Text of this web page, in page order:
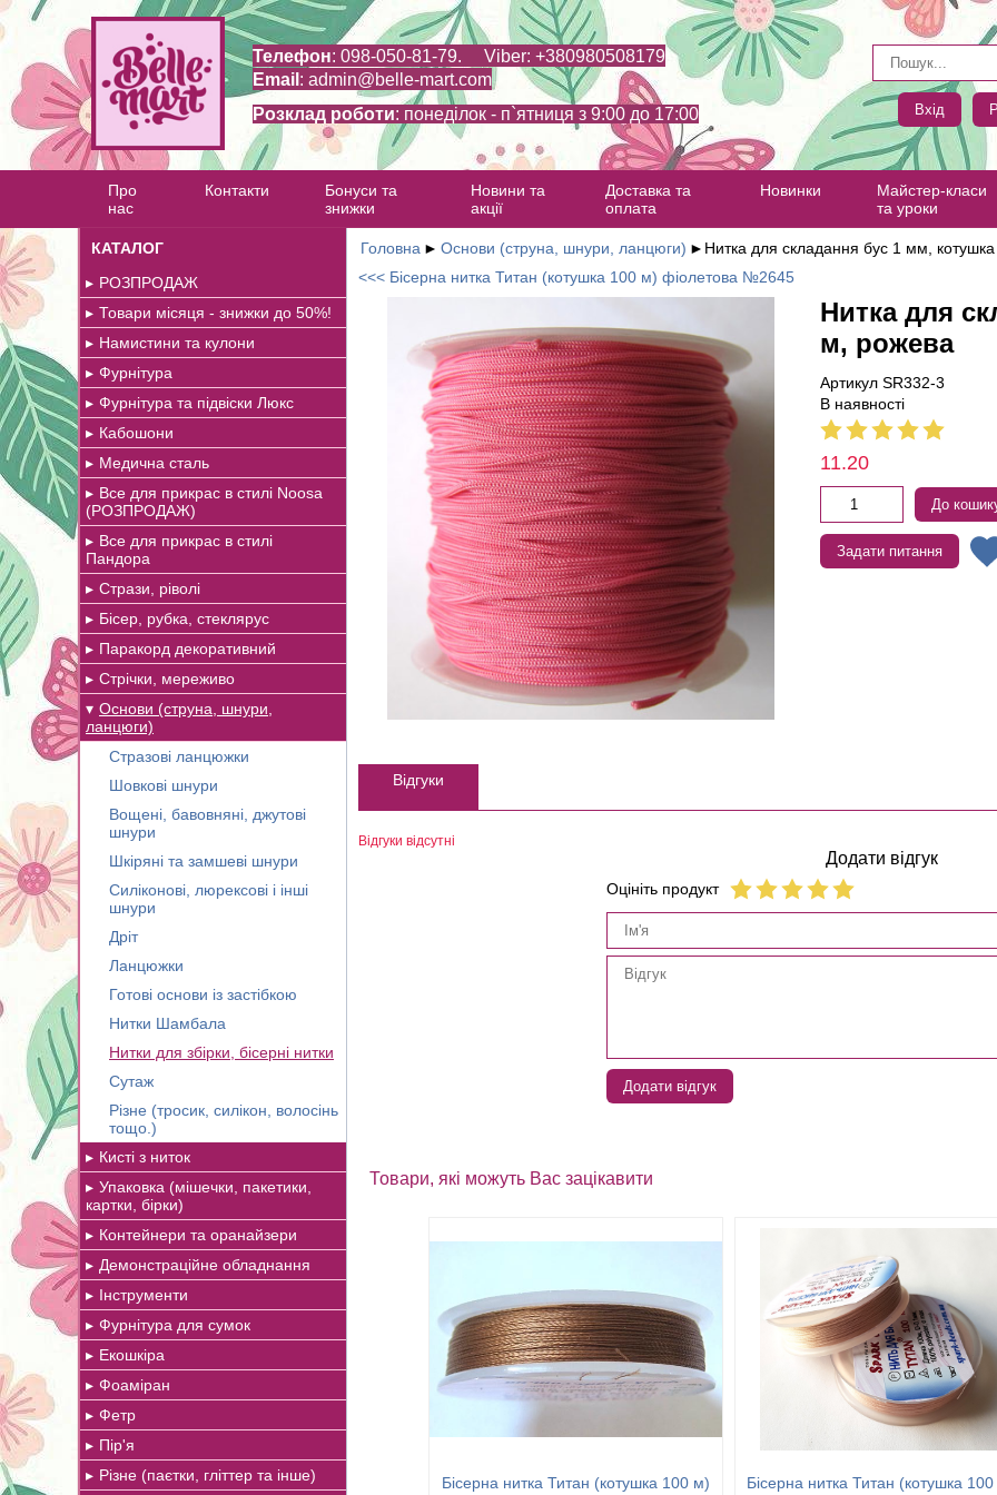
Телефон: 098-050-81-79. Viber: +380980508179
Email : admin@belle-mart.com
Розклад роботи: понеділок - п`ятниця з 9:00 до 17:00 Вхід
Про
нас
Контакти
Бонуси та
знижки
Новини та
акції
Доставка та
оплата
Новинки
Майстер-класи
та уроки
КАТАЛОГ
РОЗПРОДАЖ
Товари місяця - знижки до 50%!
Намистини та кулони
Фурнітура
Фурнітура та підвіски Люкс
Кабошони
Медична сталь
Все для прикрас в стилі Noosa
(РОЗПРОДАЖ)
Все для прикрас в стилі
Пандора
Стрази, ріволі
Бісер, рубка, стеклярус
Паракорд декоративний
Стрічки, мереживо
Основи (струна, шнури,
ланцюги)
Стразові ланцюжки
Шовкові шнури
Вощені, бавовняні, джутові
шнури
Шкіряні та замшеві шнури
Силіконові, люрексові і інші
шнури
Дріт
Ланцюжки
Готові основи із застібкою
Нитки Шамбала
Нитки для збірки, бісерні нитки
Сутаж
Різне (тросик, силікон, волосінь
тощо.)
Кисті з ниток
Упаковка (мішечки, пакетики,
картки, бірки)
Контейнери та оранайзери
Демонстраційне обладнання
Інструменти
Фурнітура для сумок
Екошкіра
Фоаміран
Фетр
Пір'я
Різне (паєтки, гліттер та інше)
Головна ► Основи (струна, шнури, ланцюги) ► Нитка для складання бус 1 мм,
<<< Бісерна нитка Титан (котушка 100 м) фіолетова №2645
Нитка для
м, рожева
Артикул SR332-3
В наявності
11.20
До
Задати питання
Відгуки
Відгуки відсутні
Додати відгук
Оцініть продукт
Додати відгук
Товари, які можуть Вас зацікавити
Бісерна нитка Титан (котушка 100 м)
Бісерна нитка Титан (котушка